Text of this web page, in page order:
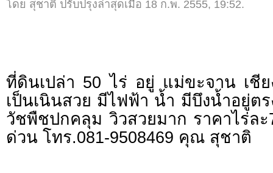
โดย สุชาติ ปรับปรุงล่าสุดเมื่อ 18 ก.พ. 2555, 19:52.
ที่ดินเปล่า 50 ไร่ อยู่ แม่ขะจาน เชี
เป็นเนินสวย มีไฟฟ้า น้ำ มีบึงน้ำอยู่ต
วัชพืชปกคลุม วิวสวยมาก ราคาไร่ล
ด่วน โทร.081-9508469 คุณ สุชาติ